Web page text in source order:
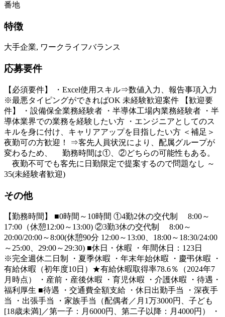
番地
特徴
大手企業, ワークライフバランス
応募要件
【必須要件】 ・Excel使用スキル⇒数値入力、報告事項入力
※最悪タイピングができればOK 未経験歓迎案件 【歓迎要
件】 ・設備保全業務経験者 ・半導体工場内業務経験者 ・半
導体業界での業務を経験したい方 ・エンジニアとしてのス
キルを身に付け、キャリアアップを目指したい方 ＜補足＞
夜勤可の方歓迎！ ⇒客先人員状況により、配属グループが
変わるため、 勤務時間は①、②どちらの可能性もある。
夜勤不可でも客先に日勤限定で提案するので問題なし ～
35(未経験者歓迎)
その他
【勤務時間】 ■0時間～10時間 ①4勤2休の交代制 8:00～
17:00（休憩12:00～13:00) ②3勤3休の交代制 8:00～
20:00/20:00～8:00(休憩90分 12:00～13:00、18:00～18:30/24:00
～25:00、29:00～29:30) ■休日・休暇 ・年間休日：123日
※完全週休二日制 ・夏季休暇 ・年末年始休暇 ・慶弔休暇 ・
有給休暇（初年度10日）★有給休暇取得率78.6％（2024年7
月時点） ・産前・産後休暇 ・育児休暇 ・介護休暇 ・待遇・
福利厚生 ■待遇 ・交通費全額支給 ・休日出勤手当 ・深夜手
当 ・出張手当 ・家族手当（配偶者／月1万3000円、子ども
[18歳未満]／第一子：月6000円、第二子以降：月4000円） ・